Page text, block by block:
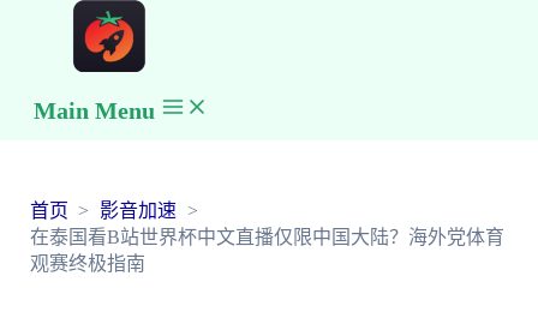
Main Menu
首页
影音加速
在泰国看B站世界杯中文直播仅限中国大陆？海外党体育
观赛终极指南